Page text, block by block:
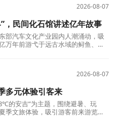
2026-08-07
，民间化石馆讲述亿年故事
汽车文化产业园内人潮涌动，吸
万年前游弋于远古水域的鲟鱼、青
2026-08-07
多元体验引客来
安吉”为主题，围绕避暑、玩
季文旅体验，吸引游客前来游览度